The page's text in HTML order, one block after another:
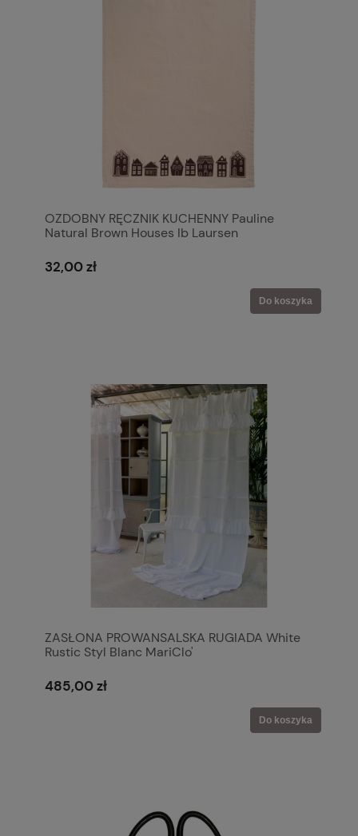
OZDOBNY RĘCZNIK KUCHENNY Pauline
Natural Brown Houses Ib Laursen
32,00 zł
Do koszyka
ZASŁONA PROWANSALSKA RUGIADA White
Rustic Styl Blanc MariClo'
485,00 zł
Do koszyka